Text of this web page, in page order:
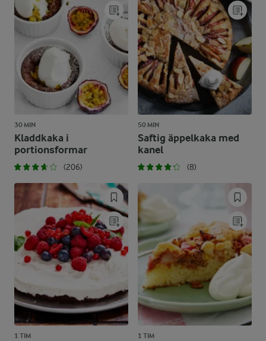
30 MIN
Kladdkaka i
portionsformar
(206)
50 MIN
Saftig äppelkaka med
kanel
(8)
1 TIM 1 TIM